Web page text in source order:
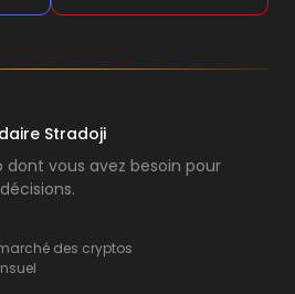
Stradoji
dont vous avez besoin pour
des cryptos